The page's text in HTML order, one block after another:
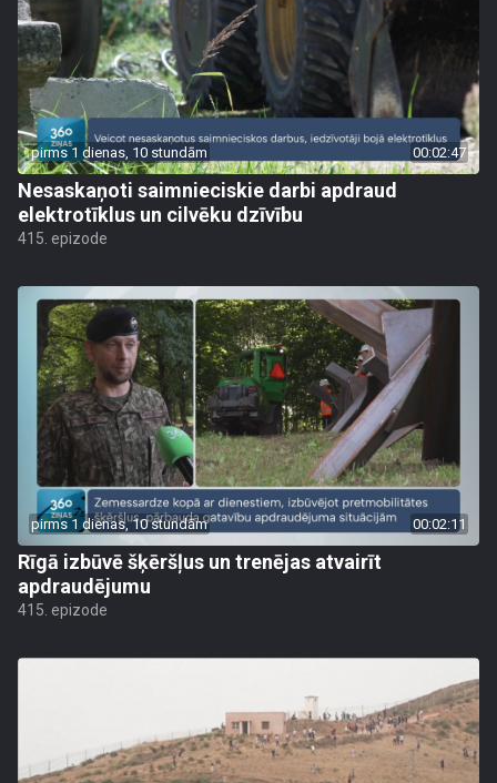
pirms 1 dienas, 10 stundām 00:02:47
Nesaskaņoti saimnieciskie darbi apdraud
elektrotīklus un cilvēku dzīvību
415. epizode
pirms 1 dienas, 10 stundām 00:02:11
Rīgā izbūvē šķēršļus un trenējas atvairīt
apdraudējumu
415. epizode